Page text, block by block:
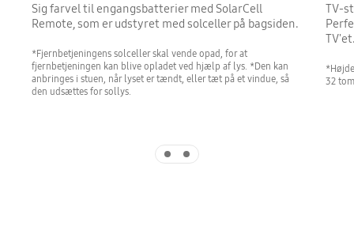
Sig farvel til engangsbatterier med SolarCell
Remote, som er udstyret med solceller på bagsiden.
*Fjernbetjeningens solceller skal vende opad, for at
fjernbetjeningen kan blive opladet ved hjælp af lys. *Den kan
anbringes i stuen, når lyset er tændt, eller tæt på et vindue, så
den udsættes for sollys.
TV-
32